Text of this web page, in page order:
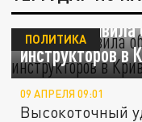
Москва
инструкторов в
ПОЛИТИКА
09 АПРЕЛЯ 09:01
Высокоточный